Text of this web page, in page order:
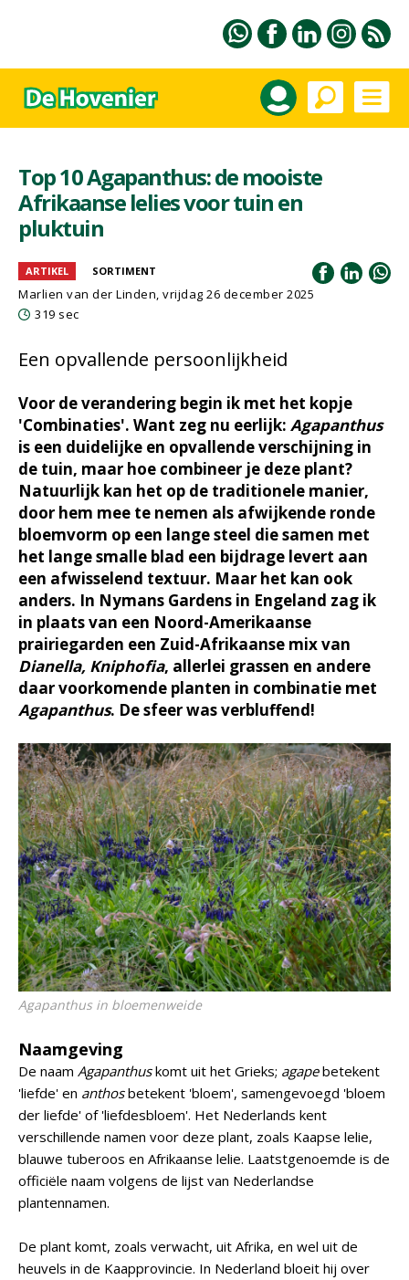
Top 10 Agapanthus: de mooiste
Afrikaanse lelies voor tuin en
pluktuin
ARTIKEL SORTIMENT
Marlien van der Linden, vrijdag 26 december 2025
319 sec
Een opvallende persoonlijkheid
Voor de verandering begin ik met het kopje
'Combinaties'. Want zeg nu eerlijk: Agapanthus
is een duidelijke en opvallende verschijning in
de tuin, maar hoe combineer je deze plant?
Natuurlijk kan het op de traditionele manier,
door hem mee te nemen als afwijkende ronde
bloemvorm op een lange steel die samen met
het lange smalle blad een bijdrage levert aan
een afwisselend textuur. Maar het kan ook
anders. In Nymans Gardens in Engeland zag ik
in plaats van een Noord-Amerikaanse
prairiegarden een Zuid-Afrikaanse mix van
Dianella, Kniphofia, allerlei grassen en andere
daar voorkomende planten in combinatie met
Agapanthus. De sfeer was verbluffend!
Agapanthusin bloemenweide
Naamgeving
De naam Agapanthuskomt uit het Grieks; agapebetekent
'liefde' en anthosbetekent 'bloem', samengevoegd 'bloem
der liefde' of 'liefdesbloem'. Het Nederlands kent
verschillende namen voor deze plant, zoals Kaapse lelie,
blauwe tuberoos en Afrikaanse lelie. Laatstgenoemde is de
officiële naam volgens de lijst van Nederlandse
plantennamen.
De plant komt, zoals verwacht, uit Afrika, en wel uit de
heuvels in de Kaapprovincie. In Nederland bloeit hij over